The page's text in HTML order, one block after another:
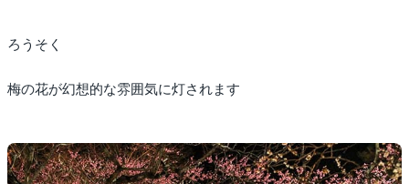
ろうそく
梅の花が幻想的な雰囲気に灯されます